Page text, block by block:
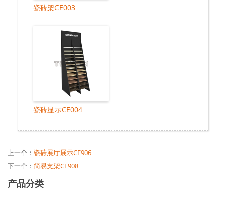
瓷砖架CE003
瓷砖显示CE004
上一个： 瓷砖展厅展示CE906
下一个： 简易支架CE908
产品分类